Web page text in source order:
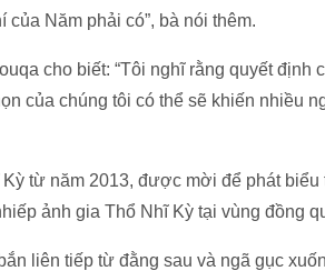
Năm phải có”, bà nói thêm.
cho biết: “Tôi nghĩ rằng quyết định
của chúng tôi có thể sẽ khiến nhiều
từ năm 2013, được mời để phát biểu
ảnh gia Thổ Nhĩ Kỳ tại vùng đồng
liên tiếp từ đằng sau và ngã gục